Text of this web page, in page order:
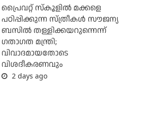
പ്രൈവറ്റ് സ്‌കൂളില്‍ മക്കളെ
പഠിപ്പിക്കുന്ന സ്ത്രീകള്‍ സൗജന്യ
ബസില്‍ തള്ളിക്കയറുന്നെന്ന്
ഗതാഗത മന്ത്രി;
വിവാദമായതോടെ
വിശദീകരണവും
2 days ago